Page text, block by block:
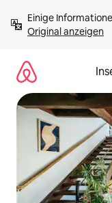
Inhalten
springenOriginal anzeigen